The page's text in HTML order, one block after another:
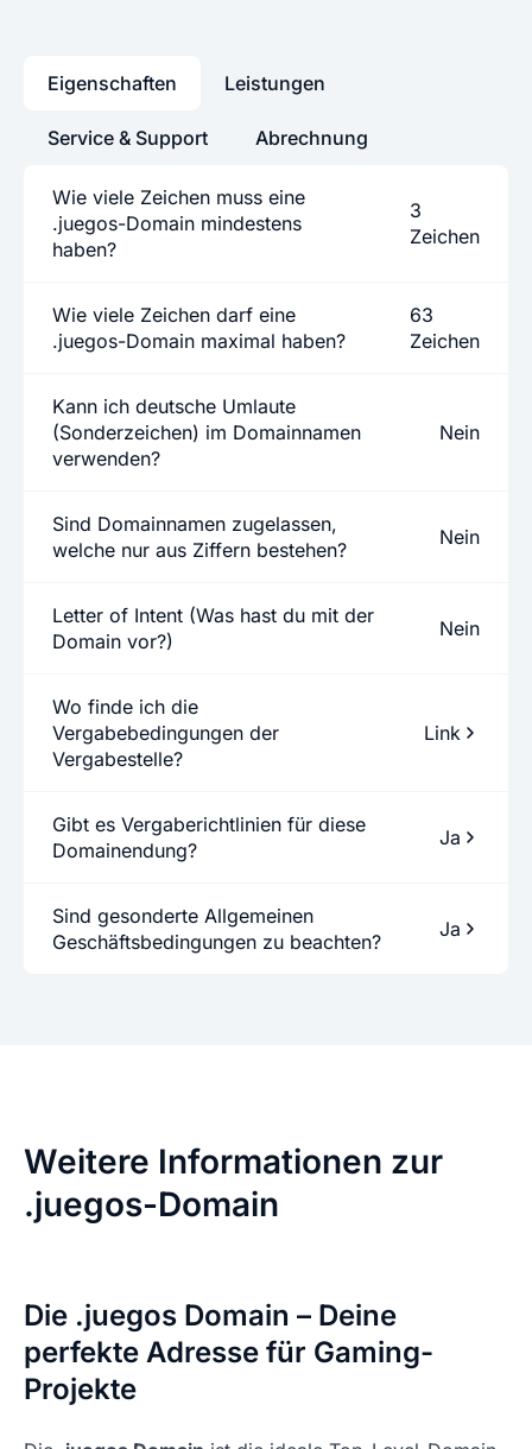
Eigenschaften
Wie viele Zeichen muss eine
.juegos-Domain mindestens
haben?
3
Zeichen
Wie viele Zeichen darf eine
.juegos-Domain maximal haben?
63
Zeichen
Kann ich deutsche Umlaute
(Sonderzeichen) im Domainnamen
verwenden?
Nein
Sind Domainnamen zugelassen,
welche nur aus Ziffern bestehen?
Nein
Letter of Intent (Was hast du mit der
Domain vor?)
Nein
Wo finde ich die
Vergabebedingungen der
Vergabestelle?
Link
Gibt es Vergaberichtlinien für diese
Domainendung?
Ja
Sind gesonderte Allgemeinen
Geschäftsbedingungen zu beachten?
Ja
Leistungen
Service & Support Abrechnung
Weitere Informationen zur
.juegos-Domain
Die .juegos Domain – Deine
perfekte Adresse für Gaming-
Projekte